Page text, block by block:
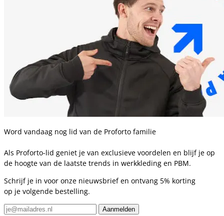
Word vandaag nog lid van de Proforto familie
Als Proforto-lid geniet je van exclusieve voordelen en blijf je op
de hoogte van de laatste trends in werkkleding en PBM.
Schrijf je in voor onze nieuwsbrief en ontvang 5% korting
op je volgende bestelling.